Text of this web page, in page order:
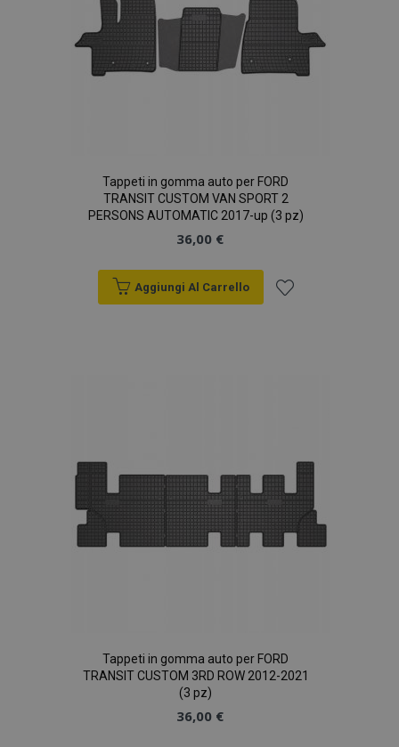
Tappeti in gomma auto per FORD
TRANSIT CUSTOM VAN SPORT 2
PERSONS AUTOMATIC 2017-up (3 pz)
36,00 €
Aggiungi Al Carrello
Tappeti in gomma auto per FORD
TRANSIT CUSTOM 3RD ROW 2012-2021
(3 pz)
36,00 €